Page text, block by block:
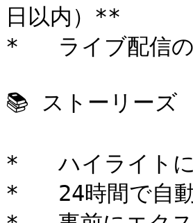
日以内）**
*   ライブ配信の
📚 ストーリーズ
*   ハイライトに
*   24時間で自動